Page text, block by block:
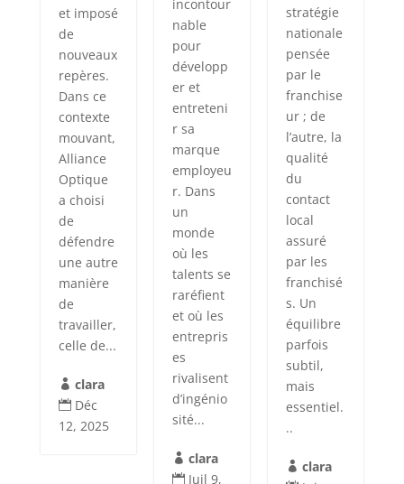
et imposé
de
nouveaux
repères.
Dans ce
contexte
mouvant,
Alliance
Optique
a choisi
de
défendre
une autre
manière
de
travailler,
celle de...
 clara
 Déc
12, 2025
incontour
nable
pour
développ
er et
entreteni
r sa
marque
employeu
r. Dans
un
monde
où les
talents se
raréfient
et où les
entrepris
es
rivalisent
d’ingénio
sité...
 clara
 Juil 9,
stratégie
nationale
pensée
par le
franchise
ur ; de
l’autre, la
qualité
du
contact
local
assuré
par les
franchisé
s. Un
équilibre
parfois
subtil,
mais
essentiel.
..
 clara